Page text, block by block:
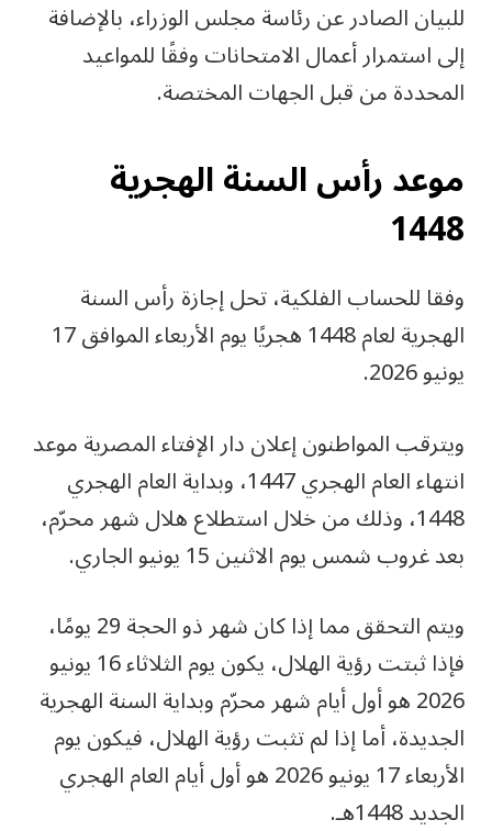
للبيان الصادر عن رئاسة مجلس الوزراء، بالإضافة
إلى استمرار أعمال الامتحانات وفقًا للمواعيد
المحددة من قبل الجهات المختصة.
موعد رأس السنة الهجرية
1448
وفقا للحساب الفلكية، تحل إجازة رأس السنة
الهجرية لعام 1448 هجريًا يوم الأربعاء الموافق 17
يونيو 2026.
ويترقب المواطنون إعلان دار الإفتاء المصرية موعد
انتهاء العام الهجري 1447، وبداية العام الهجري
1448، وذلك من خلال استطلاع هلال شهر محرّم،
بعد غروب شمس يوم الاثنين 15 يونيو الجاري.
ويتم التحقق مما إذا كان شهر ذو الحجة 29 يومًا،
فإذا ثبتت رؤية الهلال، يكون يوم الثلاثاء 16 يونيو
2026 هو أول أيام شهر محرّم وبداية السنة الهجرية
الجديدة، أما إذا لم تثبت رؤية الهلال، فيكون يوم
الأربعاء 17 يونيو 2026 هو أول أيام العام الهجري
الجديد 1448هـ.